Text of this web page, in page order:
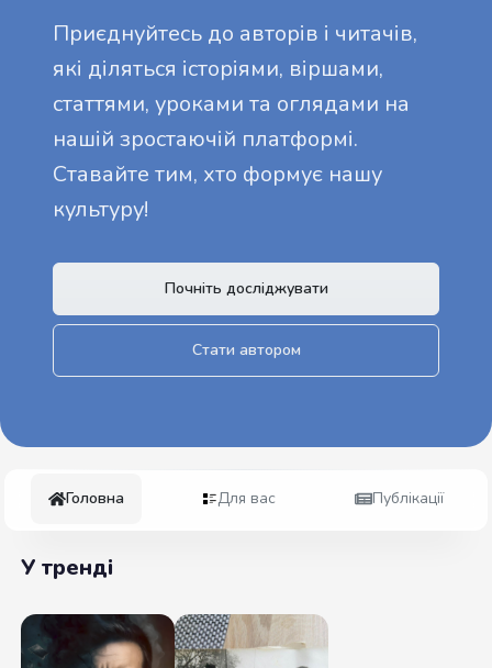
Приєднуйтесь до авторів і читачів,
які діляться історіями, віршами,
статтями, уроками та оглядами на
нашій зростаючій платформі.
Ставайте тим, хто формує нашу
культуру!
Почніть досліджувати
Стати автором
Головна Для вас Публікації
У тренді